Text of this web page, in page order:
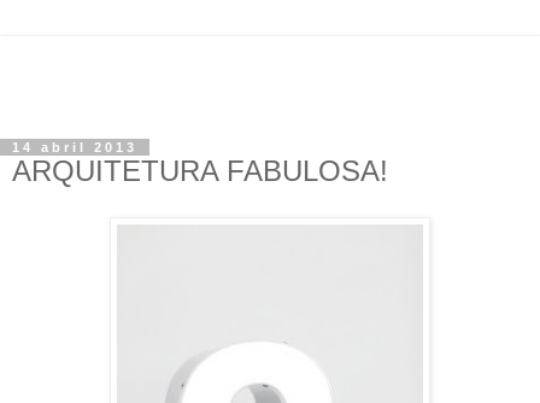
14 abril 2013
ARQUITETURA FABULOSA!